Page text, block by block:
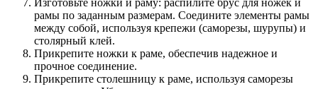
Изготовьте ножки и раму: распилите брус для ножек и
рамы по заданным размерам. Соедините элементы рамы
между собой, используя крепежи (саморезы, шурупы) и
столярный клей.
Прикрепите ножки к раме, обеспечив надежное и
прочное соединение.
Прикрепите столешницу к раме, используя саморезы